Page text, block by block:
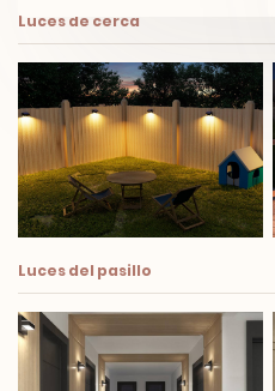
Luces de cerca
Luces del pasillo